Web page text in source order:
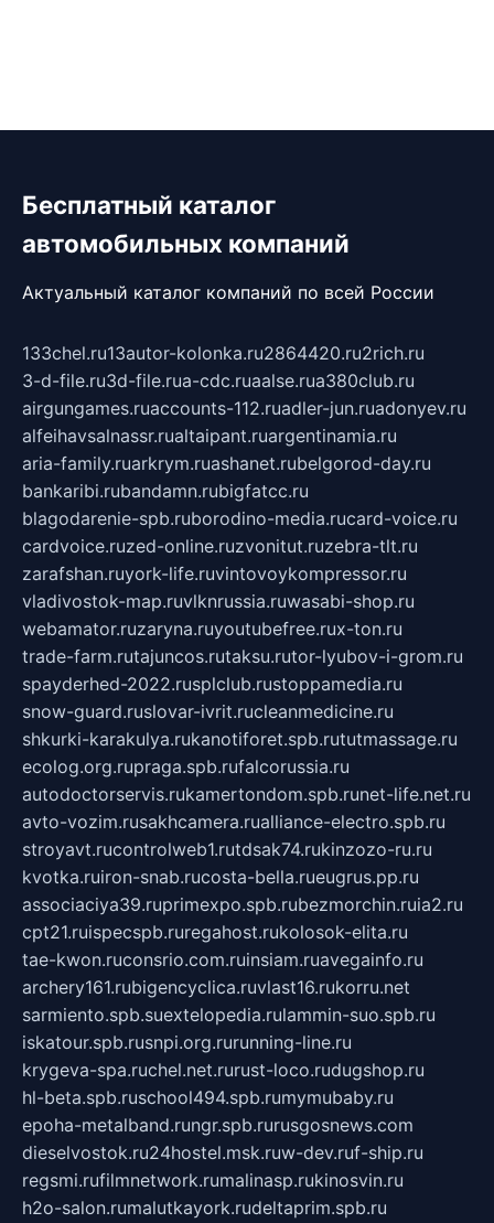
Бесплатный каталог
автомобильных компаний
Актуальный каталог компаний по всей России
133chel.ru13autor-kolonka.ru2864420.ru2rich.ru
3-d-file.ru3d-file.rua-cdc.ruaalse.rua380club.ru
airgungames.ruaccounts-112.ruadler-jun.ruadonyev.ru
alfeihavsalnassr.rualtaipant.ruargentinamia.ru
aria-family.ruarkrym.ruashanet.rubelgorod-day.ru
bankaribi.rubandamn.rubigfatcc.ru
blagodarenie-spb.ruborodino-media.rucard-voice.ru
cardvoice.ruzed-online.ruzvonitut.ruzebra-tlt.ru
zarafshan.ruyork-life.ruvintovoykompressor.ru
vladivostok-map.ruvlknrussia.ruwasabi-shop.ru
webamator.ruzaryna.ruyoutubefree.rux-ton.ru
trade-farm.rutajuncos.rutaksu.rutor-lyubov-i-grom.ru
spayderhed-2022.rusplclub.rustoppamedia.ru
snow-guard.ruslovar-ivrit.rucleanmedicine.ru
shkurki-karakulya.rukanotiforet.spb.rututmassage.ru
ecolog.org.rupraga.spb.rufalcorussia.ru
autodoctorservis.rukamertondom.spb.runet-life.net.ru
avto-vozim.rusakhcamera.rualliance-electro.spb.ru
stroyavt.rucontrolweb1.rutdsak74.rukinzozo-ru.ru
kvotka.ruiron-snab.rucosta-bella.rueugrus.pp.ru
associaciya39.ruprimexpo.spb.rubezmorchin.ruia2.ru
cpt21.ruispecspb.ruregahost.rukolosok-elita.ru
tae-kwon.ruconsrio.com.ruinsiam.ruavegainfo.ru
archery161.rubigencyclica.ruvlast16.rukorru.net
sarmiento.spb.suextelopedia.rulammin-suo.spb.ru
iskatour.spb.rusnpi.org.rurunning-line.ru
krygeva-spa.ruchel.net.rurust-loco.rudugshop.ru
hl-beta.spb.ruschool494.spb.rumymubaby.ru
epoha-metalband.rungr.spb.rurusgosnews.com
dieselvostok.ru24hostel.msk.ruw-dev.ruf-ship.ru
regsmi.rufilmnetwork.rumalinasp.rukinosvin.ru
h2o-salon.rumalutkayork.rudeltaprim.spb.ru